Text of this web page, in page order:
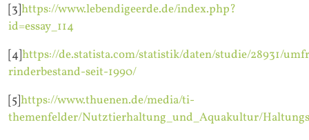
[3]https://www.lebendigeerde.de/index.php?
id=essay_114
[4]https://de.statista.com/statistik/daten/studie/28931/
rinderbestand-seit-1990/
[5]https://www.thuenen.de/media/ti-
themenfelder/Nutztierhaltung_und_Aquakultur/